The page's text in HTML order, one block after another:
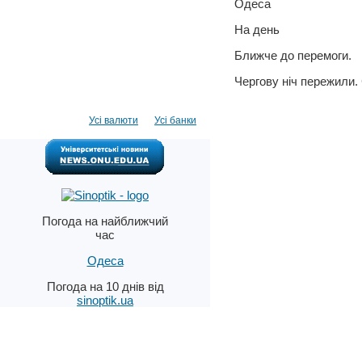
Усі банки
Усі валюти
Погода на найближчий
час
Одеса
Погода на 10 днів від
sinoptik.ua
Одеса
На день
Ближче до перемоги.
Чергову ніч